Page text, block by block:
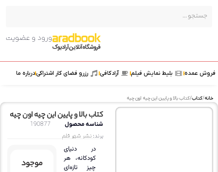
ورود و عضویت
عمده بلیط نمایش فیلم آرادکافی رزرو فضای کار اشتراکیدرباره ما
/کتاب/ کتاب بالا و پایین این چیه اون چیه
کتاب بالا و پایین این چیه اون چیه
شناسه محصول
190877
برند:نشر شهر قلم
در دنیای
کودکانه، هر
چیز تازه‌ای
موجود